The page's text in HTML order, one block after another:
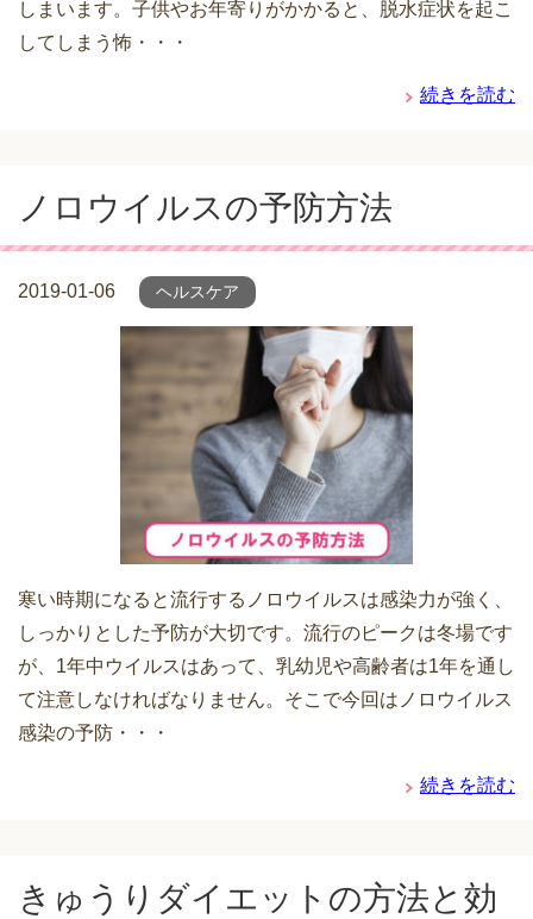
しまいます。子供やお年寄りがかかると、脱水症状を起こ
してしまう怖・・・
続きを読む
ノロウイルスの予防方法
2019-01-06 ヘルスケア
寒い時期になると流行するノロウイルスは感染力が強く、
しっかりとした予防が大切です。流行のピークは冬場です
が、1年中ウイルスはあって、乳幼児や高齢者は1年を通し
て注意しなければなりません。そこで今回はノロウイルス
感染の予防・・・
続きを読む
きゅうりダイエットの方法と効